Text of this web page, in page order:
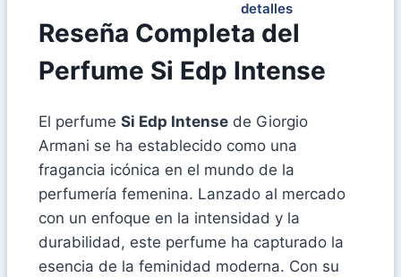
Reseña Completa del
Perfume Si Edp Intense
El perfume Si Edp Intense de Giorgio
Armani se ha establecido como una
fragancia icónica en el mundo de la
perfumería femenina. Lanzado al mercado
con un enfoque en la intensidad y la
durabilidad, este perfume ha capturado la
esencia de la feminidad moderna. Con su